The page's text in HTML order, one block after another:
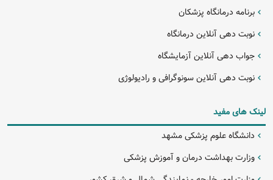
برنامه درمانگاه پزشکان
نوبت دهی آنلاین درمانگاه
جواب دهی آنلاین آزمایشگاه
نوبت دهی آنلاین سونوگرافی و رادیولوژی
لینک های مفید
دانشگاه علوم پزشکی مشهد
وزارت بهداشت درمان و آموزش پزشکی